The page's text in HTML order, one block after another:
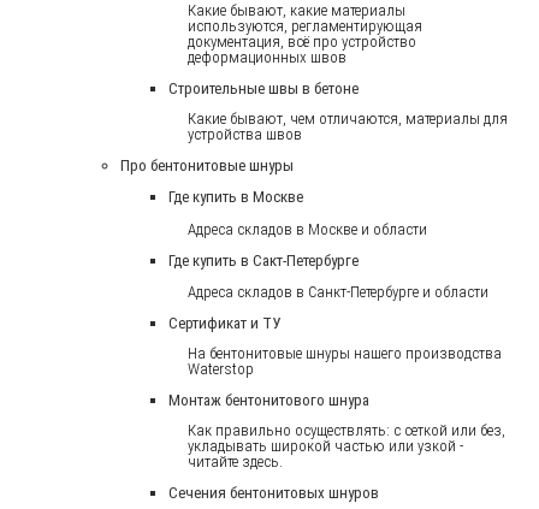
Какие бывают, какие материалы
используются, регламентирующая
документация, всё про устройство
деформационных швов
Строительные швы в бетоне
Какие бывают, чем отличаются, материалы для
устройства швов
Про бентонитовые шнуры
Где купить в Москве
Адреса складов в Москве и области
Где купить в Сакт-Петербурге
Адреса складов в Санкт-Петербурге и области
Сертификат и ТУ
На бентонитовые шнуры нашего производства
Waterstop
Монтаж бентонитового шнура
Как правильно осуществлять: с сеткой или без,
укладывать широкой частью или узкой -
читайте здесь.
Сечения бентонитовых шнуров